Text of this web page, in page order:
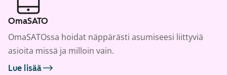
OmaSATO
OmaSATOssa hoidat näppärästi asumiseesi liittyviä
asioita missä ja milloin vain.
Lue lisää